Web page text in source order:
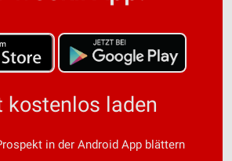
kostenlos laden
in der Android App blättern